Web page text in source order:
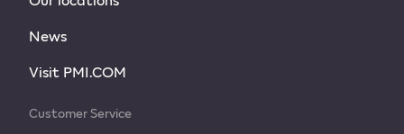
News
Visit PMI.COM
Customer Service